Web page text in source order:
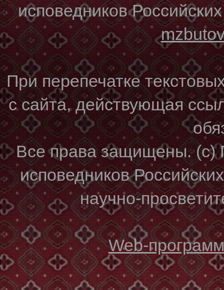
исповедников
При перепечатке
с сайта, действующая
Все права защищены. (с)
исповедников
научно-
Web-